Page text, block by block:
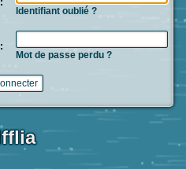
Identifiant oublié ?
Mot de passe perdu ?